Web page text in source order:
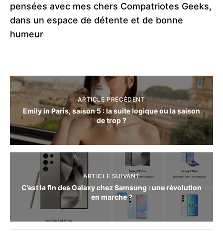
pensées avec mes chers Compatriotes Geeks,
dans un espace de détente et de bonne
humeur
ARTICLE PRÉCÈDENT
Emily in Paris, saison 5 : la suite logique ou la saison
de trop ?
ARTICLE SUIVANT
C’est la fin des Galaxy chez Samsung : une révolution
en marche ?